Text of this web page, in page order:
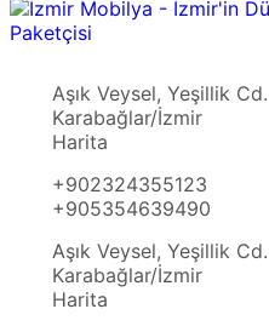
Aşık Veysel, Yeşillik
Karabağlar/İzmir
Harita
+902324355123
+905354639490
Aşık Veysel, Yeşillik
Karabağlar/İzmir
Harita